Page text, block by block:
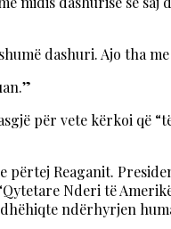
dashuri. Ajo tha
për vete kërkoi që
Reaganit.
Nderi të
ndërhyrjen